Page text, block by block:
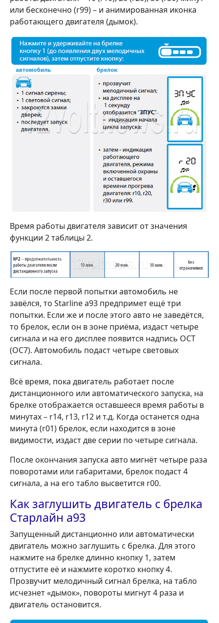
или бесконечно (r99) – и анимированная иконка
работающего двигателя (дымок).
Время работы двигателя зависит от значения
функции 2 таблицы 2.
Если после первой попытки автомобиль не
завёлся, то Starline a93 предпримет ещё три
попытки. Если же и после этого авто не заведётся,
то брелок, если он в зоне приёма, издаст четыре
сигнала и на его дисплее появится надпись ОСТ
(ОС7). Автомобиль подаст четыре световых
сигнала.
Всё время, пока двигатель работает после
дистанционного или автоматического запуска, на
брелке отображается оставшееся время работы в
минутах – r14, r13, r12 и т.д. Когда останется одна
минута (r01) брелок, если находится в зоне
видимости, издаст две серии по четыре сигнала.
После окончания запуска авто мигнёт четыре раза
поворотами или габаритами, брелок подаст 4
сигнала, а на его табло высветится r00.
Как заглушить двигатель с брелка
Старлайн а93
Запущенный дистанционно или автоматически
двигатель можно заглушить с брелка. Для этого
нажмите на брелке длинно кнопку 1, затем
отпустите её и нажмите коротко кнопку 4.
Прозвучит мелодичный сигнал брелка, на табло
исчезнет «дымок», повороты мигнут 4 раза и
двигатель остановится.